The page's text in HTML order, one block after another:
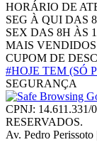
HORÁRIO DE
SEG À QUI DAS
SEX DAS 8H ÀS
MAIS VENDIDOS
CUPOM DE
#HOJE TEM (SÓ
SEGURANÇA
CPNJ:
RESERVADOS.
Av. Pedro